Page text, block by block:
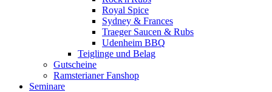
Royal Spice
Sydney & Frances
Traeger Saucen & Rubs
Udenheim BBQ
Teiglinge und Belag
Gutscheine
Ramsterianer Fanshop
Seminare